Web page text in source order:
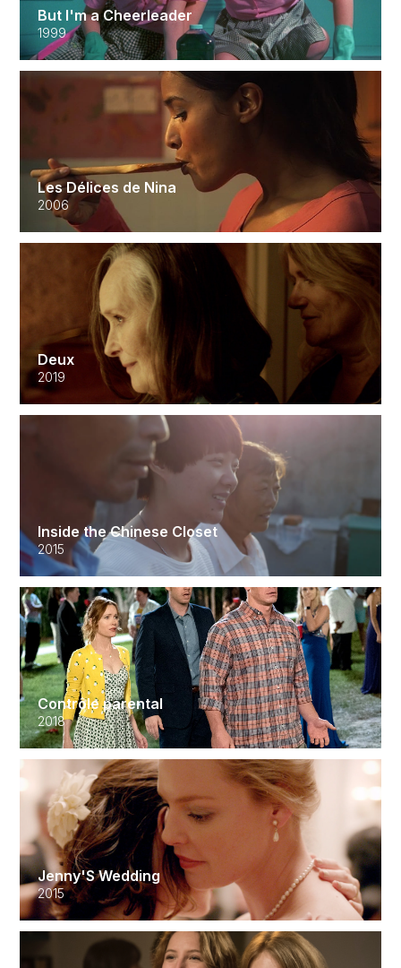
But I'm a Cheerleader
1999
Les Délices de Nina
2006
Deux
2019
Inside the Chinese Closet
2015
Contrôle parental
2018
Jenny'S Wedding
2015